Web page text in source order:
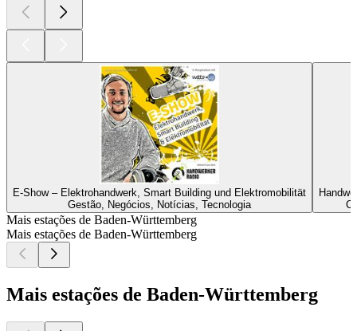
E-Show – Elektrohandwerk, Smart Building und Elektromobilität
Gestão, Negócios, Notícias, Tecnologia
Mais estações de Baden-Württemberg
Mais estações de Baden-Württemberg
Mais estações de Baden-Württemberg